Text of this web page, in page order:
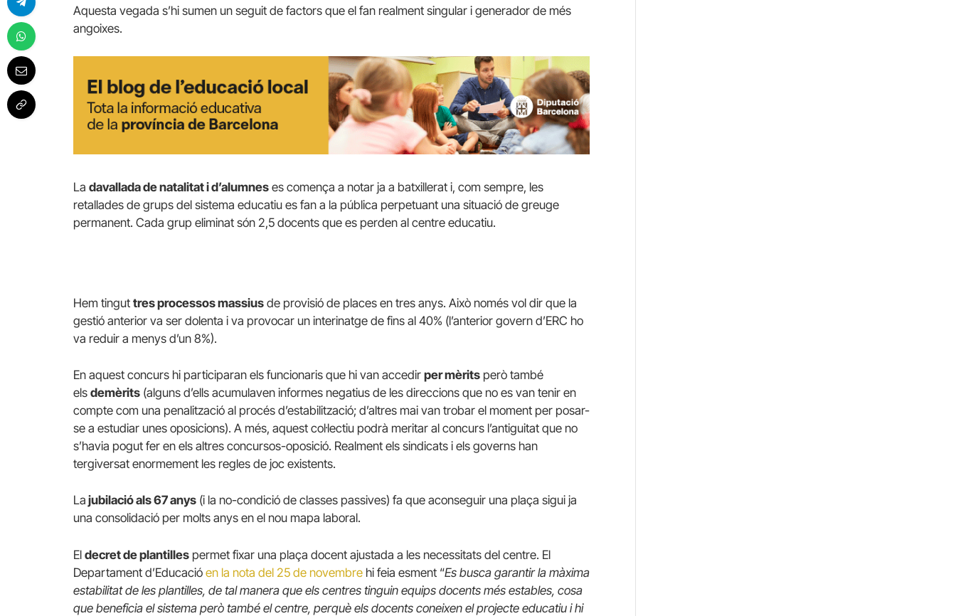
Aquesta vegada s’hi sumen un seguit de factors que el fan realment singular i generador de més
angoixes.
La davallada de natalitat i d’alumnes es comença a notar ja a batxillerat i, com sempre, les
retallades de grups del sistema educatiu es fan a la pública perpetuant una situació de greuge
permanent. Cada grup eliminat són 2,5 docents que es perden al centre educatiu.
Hem tingut tres processos massius de provisió de places en tres anys. Això només vol dir que la
gestió anterior va ser dolenta i va provocar un interinatge de fins al 40% (l’anterior govern d’ERC ho
va reduir a menys d’un 8%).
En aquest concurs hi participaran els funcionaris que hi van accedir per mèrits però també
els demèrits (alguns d’ells acumulaven informes negatius de les direccions que no es van tenir en
compte com una penalització al procés d’estabilització; d’altres mai van trobar el moment per posar-
se a estudiar unes oposicions). A més, aquest col·lectiu podrà meritar al concurs l’antiguitat que no
s’havia pogut fer en els altres concursos-oposició. Realment els sindicats i els governs han
tergiversat enormement les regles de joc existents.
La jubilació als 67 anys (i la no-condició de classes passives) fa que aconseguir una plaça sigui ja
una consolidació per molts anys en el nou mapa laboral.
El decret de plantilles permet fixar una plaça docent ajustada a les necessitats del centre. El
Departament d’Educació en la nota del 25 de novembre hi feia esment “Es busca garantir la màxima
estabilitat de les plantilles, de tal manera que els centres tinguin equips docents més estables, cosa
que beneficia el sistema però també el centre, perquè els docents coneixen el projecte educatiu i hi